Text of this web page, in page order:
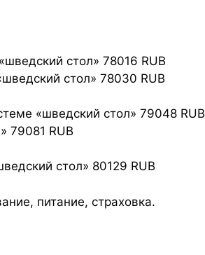
стол» 78016 RUB
стол» 78030 RUB
«шведский стол» 79048 RUB
79081 RUB
стол» 80129 RUB
питание, страховка.